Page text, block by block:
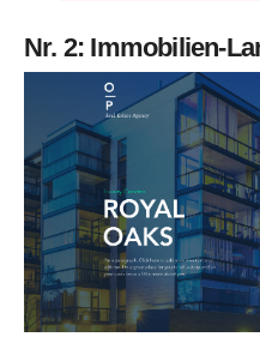
Nr. 2: Immobilien-